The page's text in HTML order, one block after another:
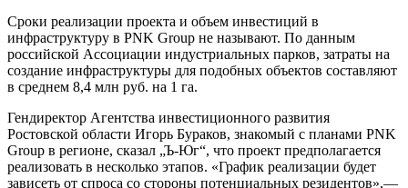
Сроки реализации проекта и объем инвестиций в
инфраструктуру в PNK Group не называют. По данным
российской Ассоциации индустриальных парков, затраты на
создание инфраструктуры для подобных объектов составляют
в среднем 8,4 млн руб. на 1 га.
Гендиректор Агентства инвестиционного развития
Ростовской области Игорь Бураков, знакомый с планами PNK
Group в регионе, сказал „Ъ-Юг“, что проект предполагается
реализовать в несколько этапов. «График реализации будет
зависеть от спроса со стороны потенциальных резидентов»,—